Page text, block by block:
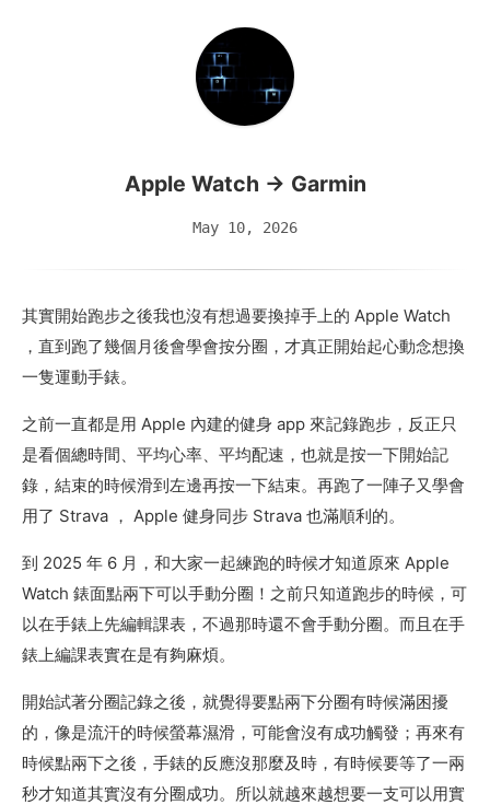
Apple Watch → Garmin
May 10, 2026
其實開始跑步之後我也沒有想過要換掉手上的 Apple Watch
，直到跑了幾個月後會學會按分圈，才真正開始起心動念想換
一隻運動手錶。
之前一直都是用 Apple 內建的健身 app 來記錄跑步，反正只
是看個總時間、平均心率、平均配速，也就是按一下開始記
錄，結束的時候滑到左邊再按一下結束。再跑了一陣子又學會
用了 Strava ， Apple 健身同步 Strava 也滿順利的。
到 2025 年 6 月，和大家一起練跑的時候才知道原來 Apple
Watch 錶面點兩下可以手動分圈！之前只知道跑步的時候，可
以在手錶上先編輯課表，不過那時還不會手動分圈。而且在手
錶上編課表實在是有夠麻煩。
開始試著分圈記錄之後，就覺得要點兩下分圈有時候滿困擾
的，像是流汗的時候螢幕濕滑，可能會沒有成功觸發；再來有
時候點兩下之後，手錶的反應沒那麼及時，有時候要等了一兩
秒才知道其實沒有分圈成功。所以就越來越想要一支可以用實